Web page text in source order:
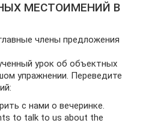
МЕСТОИМЕНИЙ В
члены предложения
урок об объектных
упражнении. Переведите
с нами о вечеринке.
to talk to us about the